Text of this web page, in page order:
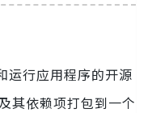
运行应用程序的开源
其依赖项打包到一个